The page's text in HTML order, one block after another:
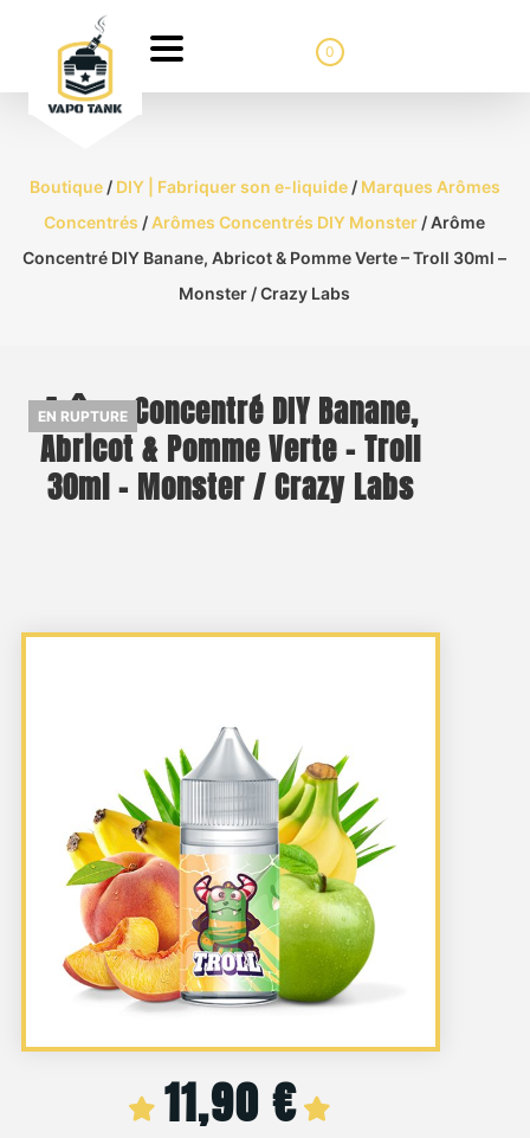
0
Boutique/ DIY | Fabriquer son e-liquide/ Marques Arômes
Concentrés / Arômes Concentrés DIY Monster / Arôme
Concentré DIY Banane, Abricot & Pomme Verte – Troll 30ml –
Monster / Crazy Labs
Arôme Concentré DIY Banane,
Abricot & Pomme Verte – Troll
30ml – Monster / Crazy Labs
EN RUPTURE
11,90€